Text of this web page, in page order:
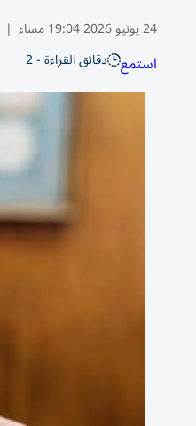
24 يونيو 2026 19:04 مساء |
استمع دقائق القراءة - 2